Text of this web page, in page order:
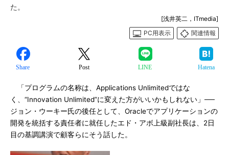
た。
[浅井英二，ITmedia]
PC用表示
関連情報
Share Post LINE Hatena
「プログラムの名称は、Applications Unlimitedではな
く、“Innovation Unlimited”に変えた方がいいかもしれない」──
ジョン・ウーキー氏の後任として、Oracleでアプリケーションの
開発を統括する責任者に就任したエド・アボ上級副社長は、2日
目の基調講演で顧客らにそう話した。